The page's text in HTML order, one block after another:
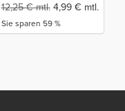
12,25€mtl. 4,99 € mtl.
Sie sparen 59 %